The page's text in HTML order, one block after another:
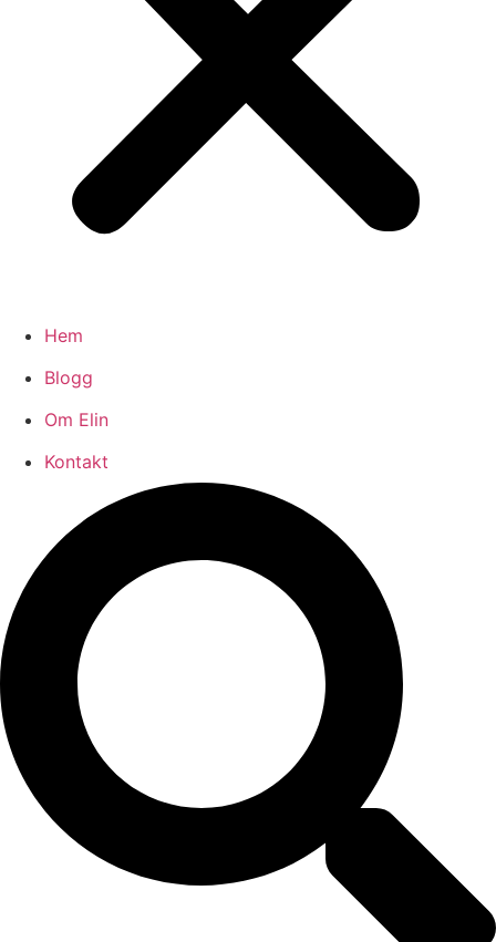
Hem
Blogg
Om Elin
Kontakt